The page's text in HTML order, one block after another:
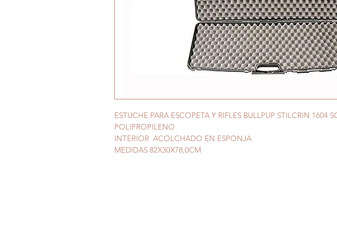
ESTUCHE PARA ESCOPETA Y RIFLES BULLPUP STILCRIN 1604
POLIPROPILENO
INTERIOR ACOLCHADO EN ESPONJA
MEDIDAS 82X30X78,0CM